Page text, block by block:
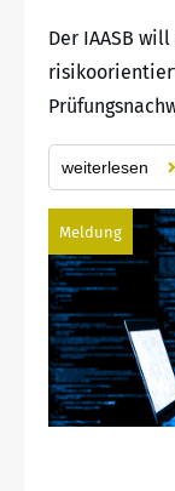
Der IAASB
weiterlesen
Meldung